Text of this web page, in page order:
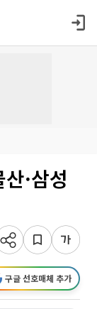
·삼성
구글 선호매체 추가